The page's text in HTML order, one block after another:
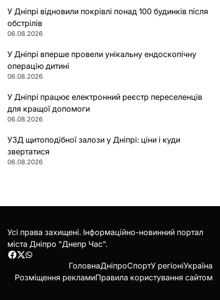
У Дніпрі відновили покрівлі понад 100 будинків після
обстрілів
06.08.2026
У Дніпрі вперше провели унікальну ендоскопічну
операцію дитині
06.08.2026
У Дніпрі працює електронний реєстр переселенців
для кращої допомоги
06.08.2026
УЗД щитоподібної залози у Дніпрі: ціни і куди
звертатися
06.08.2026
Усі права захищені. Інформаційно-новинний портал
міста Дніпро "Днепр Час".
Facebook
Twitter
WhatsApp
ГоловнаДніпроСпортУ регіоніУкраїна
Розміщення рекламиПравила користування сайтом